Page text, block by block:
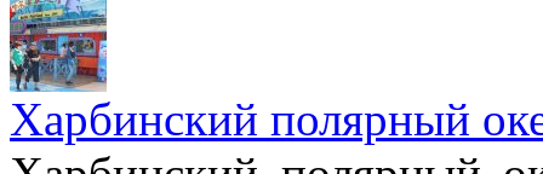
Харбинский полярный